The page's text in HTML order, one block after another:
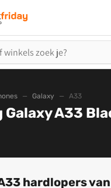
Galaxy A33
Galaxy A33
hardlopers